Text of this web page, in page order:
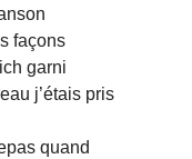
façons
garni
j’étais pris
quand